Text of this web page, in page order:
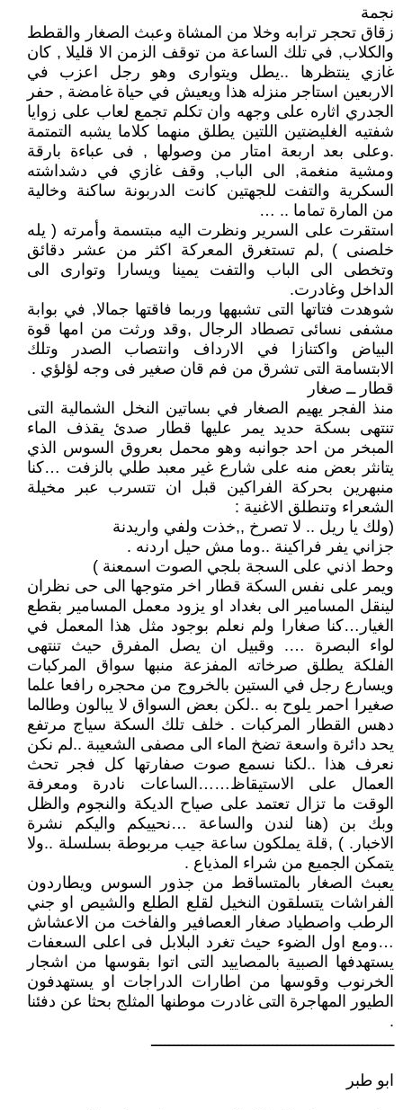
نجمة
زقاق تحجر ترابه وخلا من المشاة وعبث الصغار والقطط
والكلاب, في تلك الساعة من توقف الزمن الا قليلا , كان
غازي ينتظرها ..يطل ويتوارى وهو رجل اعزب في
الاربعين استاجر منزله هذا ويعيش في حياة غامضة , حفر
الجدري اثاره على وجهه وان تكلم تجمع لعاب على زوايا
شفتيه الغليضتين اللتين يطلق منهما كلاما يشبه التمتمة
.وعلى بعد اربعة امتار من وصولها , فى عباءة بارقة
ومشية منغمة, الى الباب, وقف غازي في دشداشته
السكرية والتفت للجهتين كانت الدربونة ساكنة وخالية
من المارة تماما .. …
استقرت على السرير ونظرت اليه مبتسمة وأمرته ( يله
خلصنى ) ,لم تستغرق المعركة اكثر من عشر دقائق
وتخطى الى الباب والتفت يمينا ويسارا وتوارى الى
الداخل وغادرت.
شوهدت فتاتها التى تشبهها وربما فاقتها جمالا, في بوابة
مشفى نسائى تصطاد الرجال ,وقد ورثت من امها قوة
البياض واكتنازا في الارداف وانتصاب الصدر وتلك
الابتسامة التى تشرق من فم قان صغير فى وجه لؤلؤي .
قطار ــ صغار
منذ الفجر يهيم الصغار في بساتين النخل الشمالية التى
تنتهى بسكة حديد يمر عليها قطار صدئ يقذف الماء
المبخر من احد جوانبه وهو محمل بعروق السوس الذي
يتانثر بعض منه على شارع غير معبد طلي بالزفت …كنا
منبهرين بحركة الفراكين قبل ان تتسرب عبر مخيلة
الشعراء وتنطلق الاغنية :
(ولك يا ريل .. لا تصرخ ,,خذت ولفي واريدنة
جزاني يفر فراكينة ..وما مش حيل اردنه .
وحط اذني على السجة بلجي الصوت اسمعنة )
ويمر على نفس السكة قطار اخر متوجها الى حى نظران
لينقل المسامير الى بغداد او يزود معمل المسامير بقطع
الغيار…كنا صغارا ولم نعلم بوجود مثل هذا المعمل في
لواء البصرة …. وقبيل ان يصل المفرق حيث تنتهى
الفلكة يطلق صرخاته المفزعة منبها سواق المركبات
ويسارع رجل في الستين بالخروج من محجره رافعا علما
صغيرا احمر يلوح به ..لكن بعض السواق لا يبالون وطالما
دهس القطار المركبات . خلف تلك السكة سياج مرتفع
يحد دائرة واسعة تضخ الماء الى مصفى الشعيبة ..لم نكن
نعرف هذا ..لكنا نسمع صوت صفارتها كل فجر تحث
العمال على الاستيقاظ……الساعات نادرة ومعرفة
الوقت ما تزال تعتمد على صياح الديكة والنجوم والظل
وبك بن (هنا لندن والساعة …نحييكم واليكم نشرة
الاخبار. ) ,قلة يملكون ساعة جيب مربوطة بسلسلة ..ولا
يتمكن الجميع من شراء المذياع .
يعبث الصغار بالمتساقط من جذور السوس ويطاردون
الفراشات يتسلقون النخيل لقلع الطلع والشيص او جني
الرطب واصطياد صغار العصافير والفاخت من الاعشاش
…ومع اول الضوء حيث تغرد البلابل فى اعلى السعفات
يستهدفها الصبية بالمصاييد التى اتوا بقوسها من اشجار
الخرنوب وقوسها من اطارات الدراجات او يستهدفون
الطيور المهاجرة التى غادرت موطنها المثلج بحثا عن دفئنا
.
ــــــــــــــــــــــــــــــــــــــــــــــــــــــ
ابو طبر